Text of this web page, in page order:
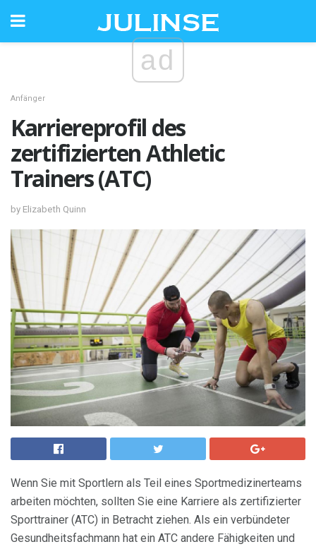
ad
Anfänger
Karriereprofil des
zertifizierten Athletic
Trainers (ATC)
by Elizabeth Quinn
Wenn Sie mit Sportlern als Teil eines Sportmedizinerteams
arbeiten möchten, sollten Sie eine Karriere als zertifizierter
Sporttrainer (ATC) in Betracht ziehen. Als ein verbündeter
Gesundheitsfachmann hat ein ATC andere Fähigkeiten und